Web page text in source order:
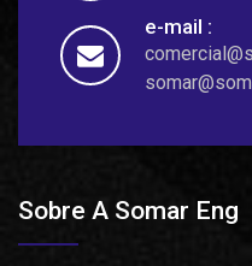
e-mail :
Sobre A Somar Eng